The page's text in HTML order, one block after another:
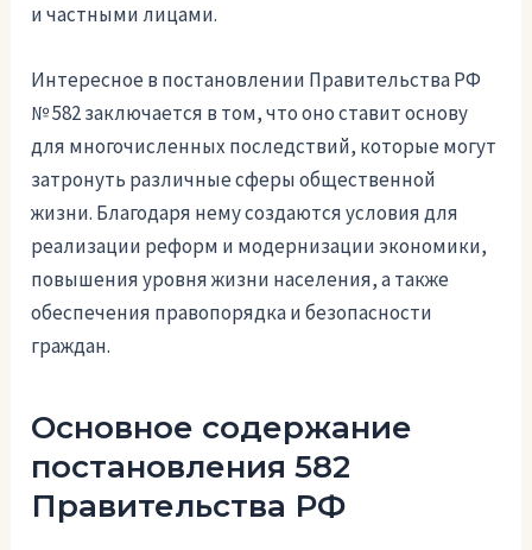
и частными лицами.
Интересное в постановлении Правительства РФ
№ 582 заключается в том, что оно ставит основу
для многочисленных последствий, которые могут
затронуть различные сферы общественной
жизни. Благодаря нему создаются условия для
реализации реформ и модернизации экономики,
повышения уровня жизни населения, а также
обеспечения правопорядка и безопасности
граждан.
Основное содержание
постановления 582
Правительства РФ